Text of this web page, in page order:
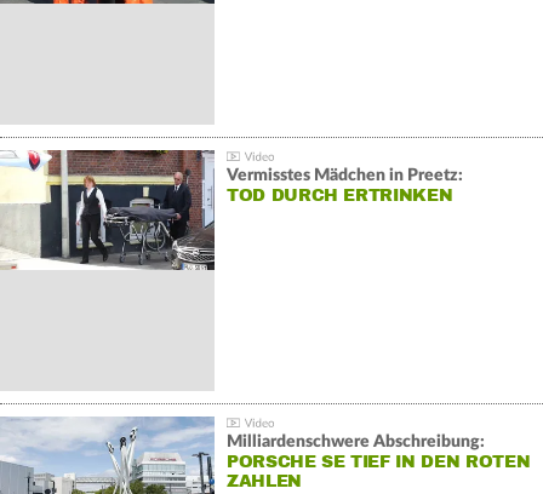
Vermisstes Mädchen in Preetz:
TOD DURCH ERTRINKEN
Milliardenschwere Abschreibung:
PORSCHE SE TIEF IN DEN ROTEN
ZAHLEN